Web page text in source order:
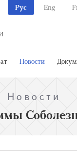
Рус Eng
Новости
Новости